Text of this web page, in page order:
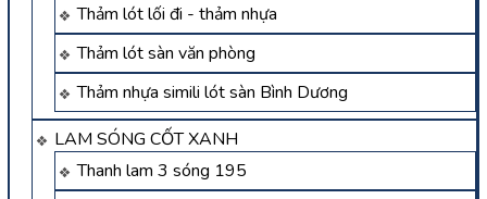
Thảm lót lối đi - thảm nhựa
Thảm lót sàn văn phòng
Thảm nhựa simili lót sàn Bình Dương
LAM SÓNG CỐT XANH
Thanh lam 3 sóng 195